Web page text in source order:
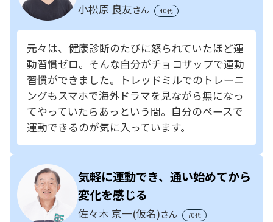
小松原 良友さん 40代
元々は、健康診断のたびに怒られていたほど運
動習慣ゼロ。そんな自分がチョコザップで運動
習慣ができました。トレッドミルでのトレーニ
ングもスマホで海外ドラマを見ながら無になっ
てやっていたらあっという間。自分のペースで
運動できるのが気に入っています。
気軽に運動でき、通い始めてから
変化を感じる
佐々木 京一(仮名)さん 70代